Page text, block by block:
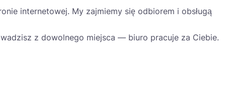
internetowej. My zajmiemy się odbiorem i obsługą
z dowolnego miejsca — biuro pracuje za Ciebie.